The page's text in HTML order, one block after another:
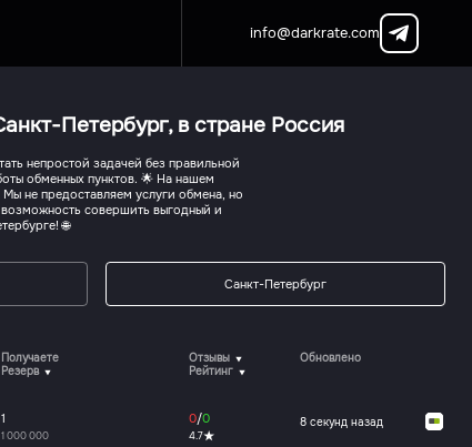
info@darkrate.com
Петербург, в стране Россия
непростой задачей без правильной
обменных пунктов. 🌟 На нашем
не предоставляем услуги обмена, но
совершить выгодный и
🌐
Санкт-Петербург
Получаете
Резерв
Отзывы
Рейтинг
Обновлено
1
1 000 000
0/0
4.7
8 секунд назад